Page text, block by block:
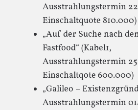
Ausstrahlungstermin
Einschaltquote 810.000)
„Auf der Suche nach
Fastfood“ (Kabel1,
Ausstrahlungstermin
Einschaltqote 600.000)
„Galileo –
Ausstrahlungstermin